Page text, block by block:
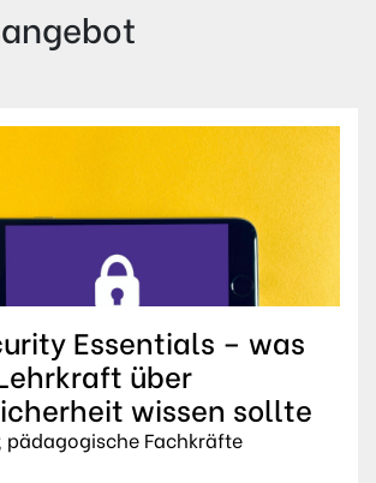
Essentials – was
über
wissen sollte
pädagogische Fachkräfte